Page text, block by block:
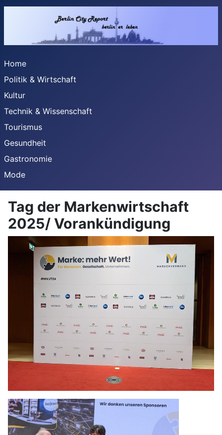
Home
Politik & Wirtschaft
Kultur
Technik & Wissenschaft
Tourismus
Gesundheit
Gastronomie
Mode
Tag der Markenwirtschaft
2025/ Vorankündigung